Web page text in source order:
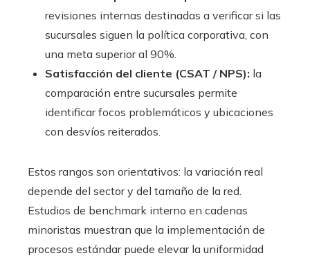
revisiones internas destinadas a verificar si las
sucursales siguen la política corporativa, con
una meta superior al 90%.
Satisfacción del cliente (CSAT / NPS): la
comparación entre sucursales permite
identificar focos problemáticos y ubicaciones
con desvíos reiterados.
Estos rangos son orientativos: la variación real
depende del sector y del tamaño de la red.
Estudios de benchmark interno en cadenas
minoristas muestran que la implementación de
procesos estándar puede elevar la uniformidad